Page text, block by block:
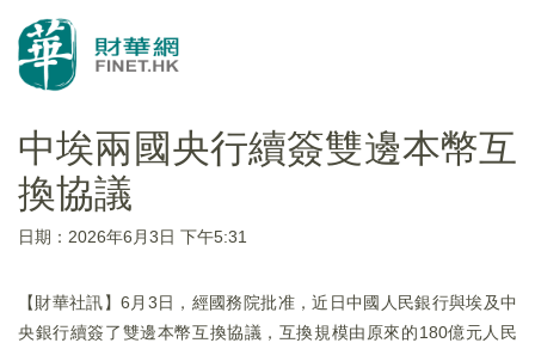
中埃兩國央行續簽雙邊本幣互
換協議
日期：2026年6月3日 下午5:31
【財華社訊】6月3日，經國務院批准，近日中國人民銀行與埃及中
央銀行續簽了雙邊本幣互換協議，互換規模由原來的180億元人民